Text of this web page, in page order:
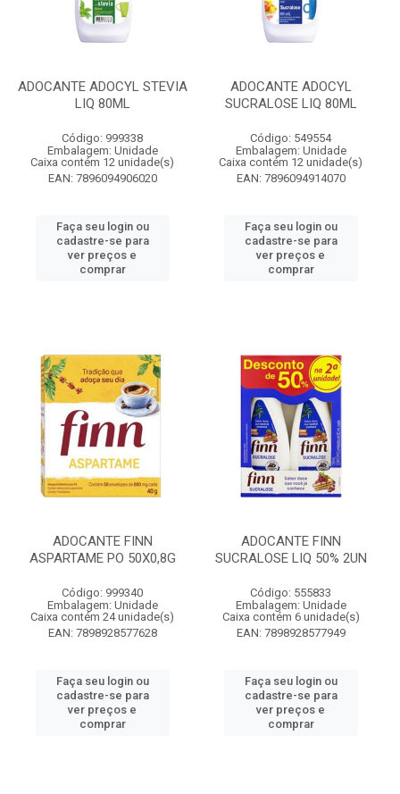
ADOCANTE ADOCYL STEVIA
LIQ 80ML
Código: 999338
Embalagem: Unidade
Caixa contém 12 unidade(s)
EAN: 7896094906020
Faça seu login ou
cadastre-se para
ver preços e
comprar
ADOCANTE ADOCYL
SUCRALOSE LIQ 80ML
Código: 549554
Embalagem: Unidade
Caixa contém 12 unidade(s)
EAN: 7896094914070
Faça seu login ou
cadastre-se para
ver preços e
comprar
ADOCANTE FINN
ASPARTAME PO 50X0,8G
Código: 999340
Embalagem: Unidade
Caixa contém 24 unidade(s)
EAN: 7898928577628
Faça seu login ou
cadastre-se para
ver preços e
comprar
ADOCANTE FINN
SUCRALOSE LIQ 50% 2UN
Código: 555833
Embalagem: Unidade
Caixa contém 6 unidade(s)
EAN: 7898928577949
Faça seu login ou
cadastre-se para
ver preços e
comprar